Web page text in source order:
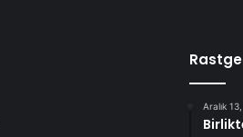
Aralık